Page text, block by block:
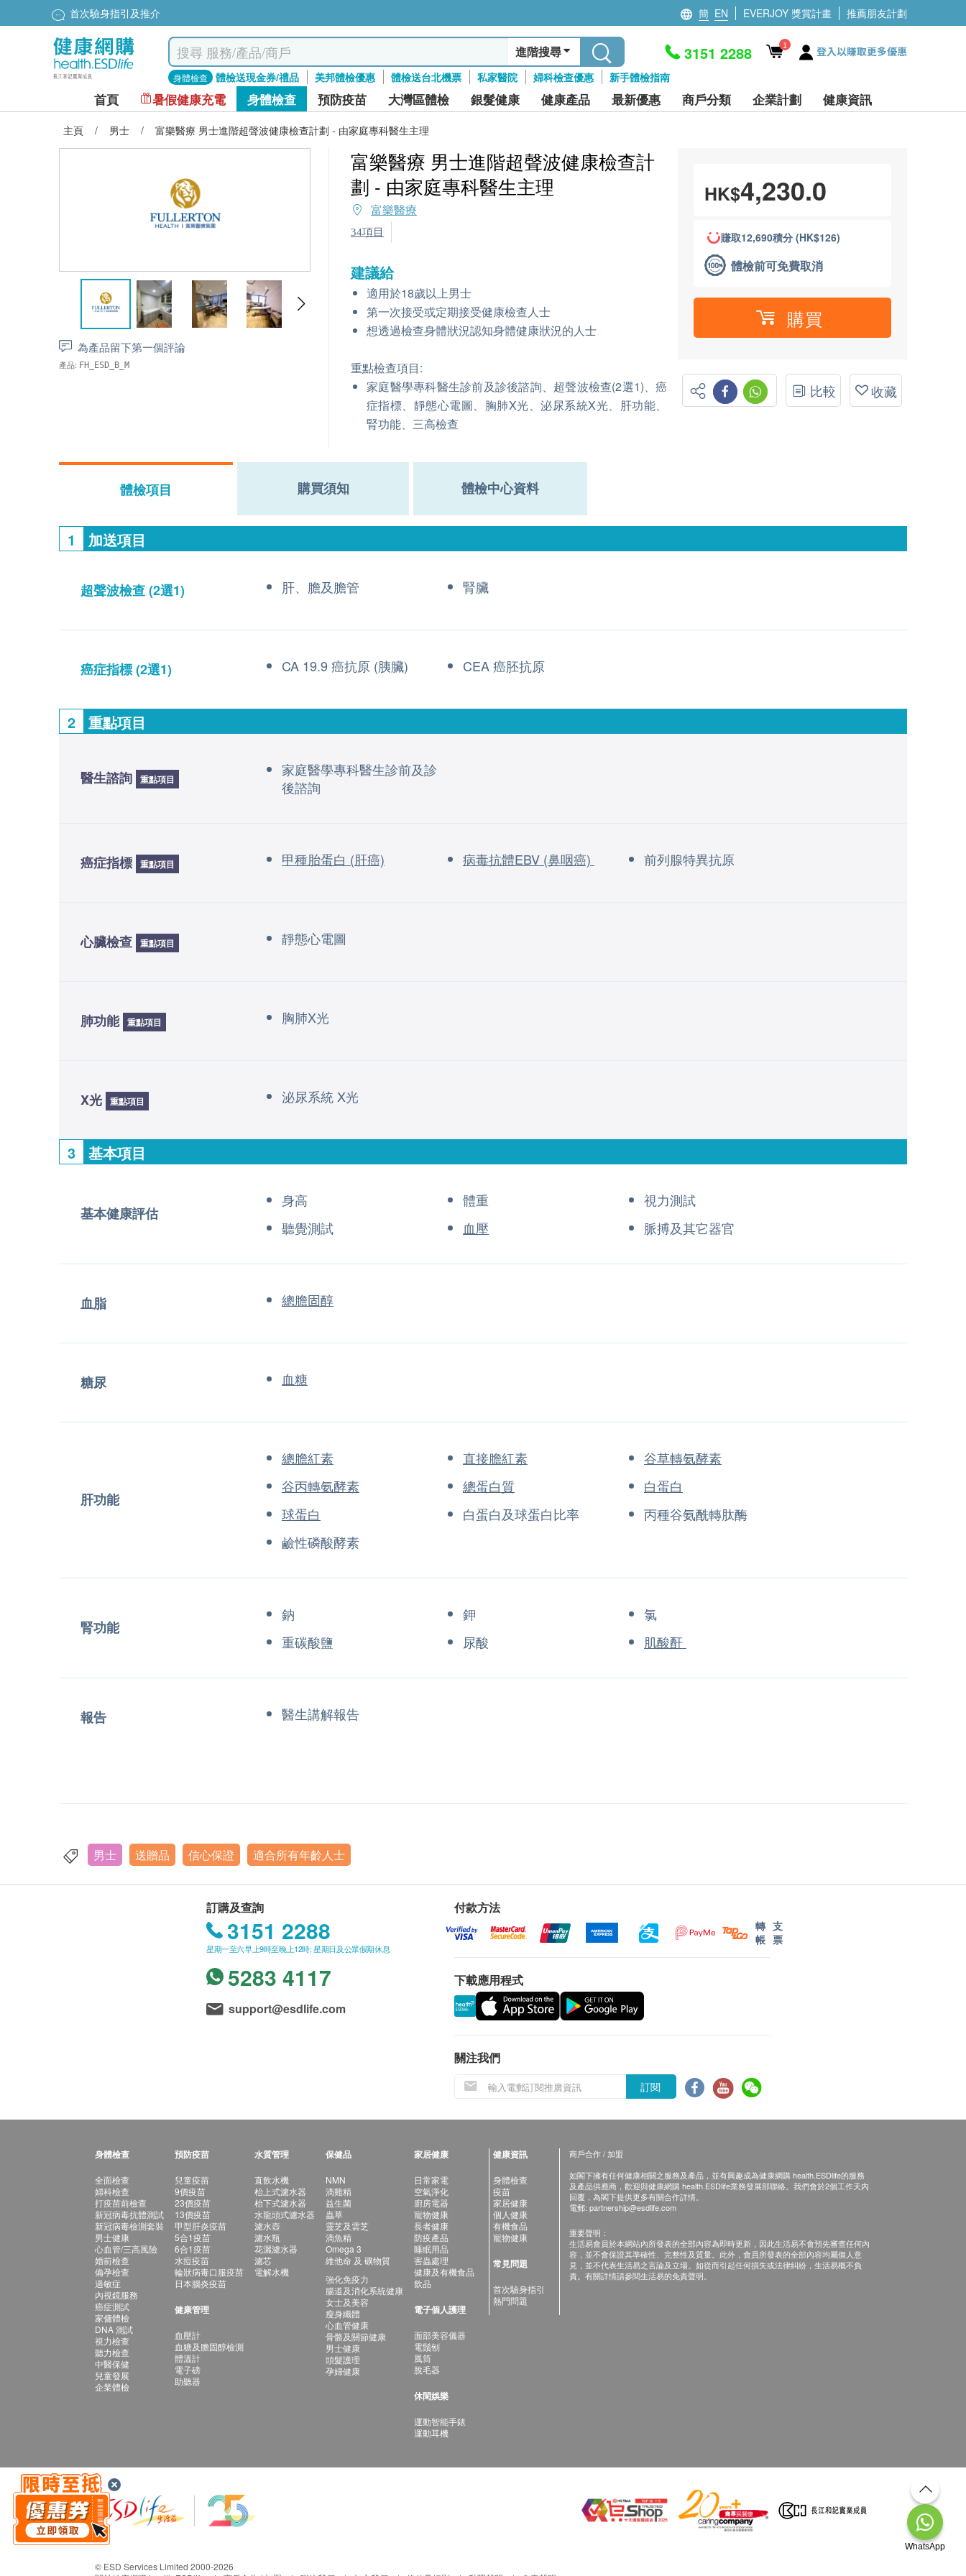
首次驗身指引及推介 簡 EN EVERJOY 獎賞計畫 推薦朋友計劃
進階搜尋
身體檢查 體檢送現金券/禮品 美邦體檢優惠 體檢送台北機票 私家醫院 婦科檢查優惠 新手體檢指南
3151 2288 1 登入以賺取更多優惠
首頁 暑假健康充電 身體檢查 預防疫苗 大灣區體檢 銀髮健康 健康產品 最新優惠 商戶分類 企業計劃 健康資訊
主頁 / 男士 / 富樂醫療 男士進階超聲波健康檢查計劃 - 由家庭專科醫生主理
為產品留下第一個評論
產品: FH_ESD_B_M
富樂醫療 男士進階超聲波健康檢查計
劃 - 由家庭專科醫生主理
富樂醫療
34項目
建議給
適用於18歲以上男士
第一次接受或定期接受健康檢查人士
想透過檢查身體狀況認知身體健康狀況的人士
重點檢查項目:
家庭醫學專科醫生診前及診後諮詢、超聲波檢查(2選1)、癌
症指標、靜態心電圖、胸肺X光、泌尿系統X光、肝功能、
腎功能、三高檢查
HK$4,230.0
賺取12,690積分 (HK$126)
體檢前可免費取消
購買
比較 收藏
體檢項目 購買須知 體檢中心資料
1 加送項目
超聲波檢查(2選1) 肝、膽及膽管 腎臟
癌症指標(2選1) CA 19.9 癌抗原 (胰臟) CEA 癌胚抗原
2 重點項目
醫生諮詢 重點項目
家庭醫學專科醫生診前及診
後諮詢
癌症指標 重點項目 甲種胎蛋白 (肝癌) 病毒抗體EBV (鼻咽癌) 前列腺特異抗原
心臟檢查 重點項目 靜態心電圖
肺功能 重點項目 胸肺X光
X光 重點項目 泌尿系統 X光
3 基本項目
基本健康評估
身高 體重
視力測試
聽覺測試
血壓 脈搏及其它器官
血脂 總膽固醇
糖尿 血糖
肝功能
總膽紅素 直接膽紅素
谷草轉氨酵素
谷丙轉氨酵素
總蛋白質
白蛋白
球蛋白
白蛋白及球蛋白比率
丙種谷氨酰轉肽酶
鹼性磷酸酵素
腎功能
鈉 鉀
氯
重碳酸鹽
尿酸 肌酸酐
報告 醫生講解報告
男士 送贈品 信心保證 適合所有年齡人士
訂購及查詢
3151 2288
星期一至六早上9時至晚上12時; 星期日及公眾假期休息
5283 4117
support@esdlife.com
付款方法
轉
帳
支
票
下載應用程式
關注我們
訂閱
身體檢查
全面檢查
婦科檢查
打疫苗前檢查
新冠病毒抗體測試
新冠病毒檢測套裝
男士健康
心血管/三高風險
婚前檢查
備孕檢查
過敏症
內視鏡服務
癌症測試
家傭體檢
DNA 測試
視力檢查
聽力檢查
中醫保健
兒童發展
企業體檢
預防疫苗
兒童疫苗
9價疫苗
23價疫苗
13價疫苗
甲型肝炎疫苗
5合1疫苗
6合1疫苗
水痘疫苗
輪狀病毒口服疫苗
日本腦炎疫苗
健康管理
血壓計
血糖及膽固醇檢測
體溫計
電子磅
助聽器
水質管理
直飲水機
枱上式濾水器
枱下式濾水器
水龍頭式濾水器
濾水壺
濾水瓶
花灑濾水器
濾芯
電解水機
保健品
NMN
滴雞精
益生菌
蟲草
靈芝及雲芝
滴魚精
Omega 3
維他命 及 礦物質
強化免疫力
腸道及消化系統健康
女士及美容
瘦身纖體
心血管健康
骨骼及關節健康
男士健康
頭髮護理
孕婦健康
家居健康
日常家電
空氣淨化
廚房電器
寵物健康
長者健康
防疫產品
睡眠用品
害蟲處理
健康及有機食品
飲品
電子個人護理
面部美容儀器
電鬚刨
風筒
脫毛器
休閑娛樂
運動智能手錶
運動耳機
健康資訊
身體檢查
疫苗
家居健康
個人健康
有機食品
寵物健康
常見問題
首次驗身指引
熱門問題
商戶合作 / 加盟
如閣下擁有任何健康相關之服務及產品，並有興趣成為健康網購 health.ESDlife的服務
及產品供應商，歡迎與健康網購 health.ESDlife業務發展部聯絡。我們會於2個工作天內
回覆，為閣下提供更多有關合作詳情。
電郵: partnership@esdlife.com
重要聲明：
生活易會員於本網站內所發表的全部內容為即時更新，因此生活易不會預先審查任何內
容，並不會保證其準確性、完整性及質量。此外，會員所發表的全部內容均屬個人意
見，並不代表生活易之言論及立場。如從而引起任何損失或法律糾紛，生活易概不負
責。有關詳情請參閱生活易的免責聲明。
© ESD Services Limited 2000-2026
WhatsApp